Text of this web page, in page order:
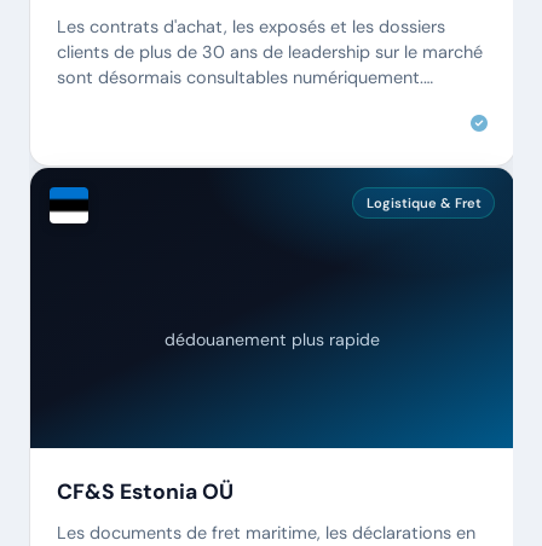
Les contrats d'achat, les exposés et les dossiers
clients de plus de 30 ans de leadership sur le marché
sont désormais consultables numériquement.
Logistique & Fret
dédouanement plus rapide
CF&S Estonia OÜ
Les documents de fret maritime, les déclarations en